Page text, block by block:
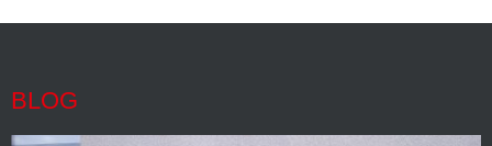
BLOG